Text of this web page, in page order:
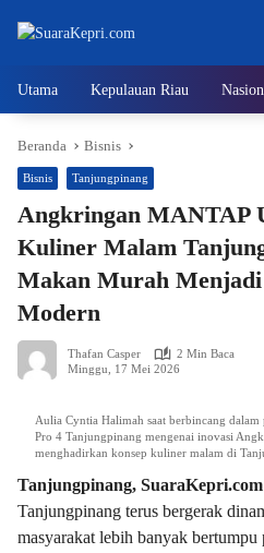
Utama Kepulauan Riau
Beranda Bisnis
Bisnis Tanjungpinang
Angkringan MANTAP
Kuliner Malam
Makan Murah
Modern
Thafan Casper
2 Min Baca
Minggu, 17 Mei 2026
Aulia Cyntia Halimah saat berbincang
Pro 4 Tanjungpinang mengenai inovasi
menghadirkan konsep kuliner malam di
Tanjungpinang,
Tanjungpinang terus bergerak
masyarakat lebih banyak